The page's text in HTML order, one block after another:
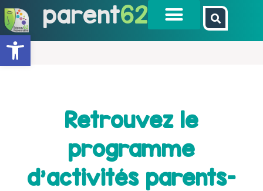
Ouvrir la barre d’outils
parent62
Retrouvez le
programme
d’activités parents-